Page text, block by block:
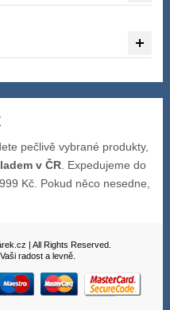
pečlivě vybrané produkty,
v ČR . Expedujeme do
Kč. Pokud něco nesedne,
| All Rights Reserved.
radost a levně.